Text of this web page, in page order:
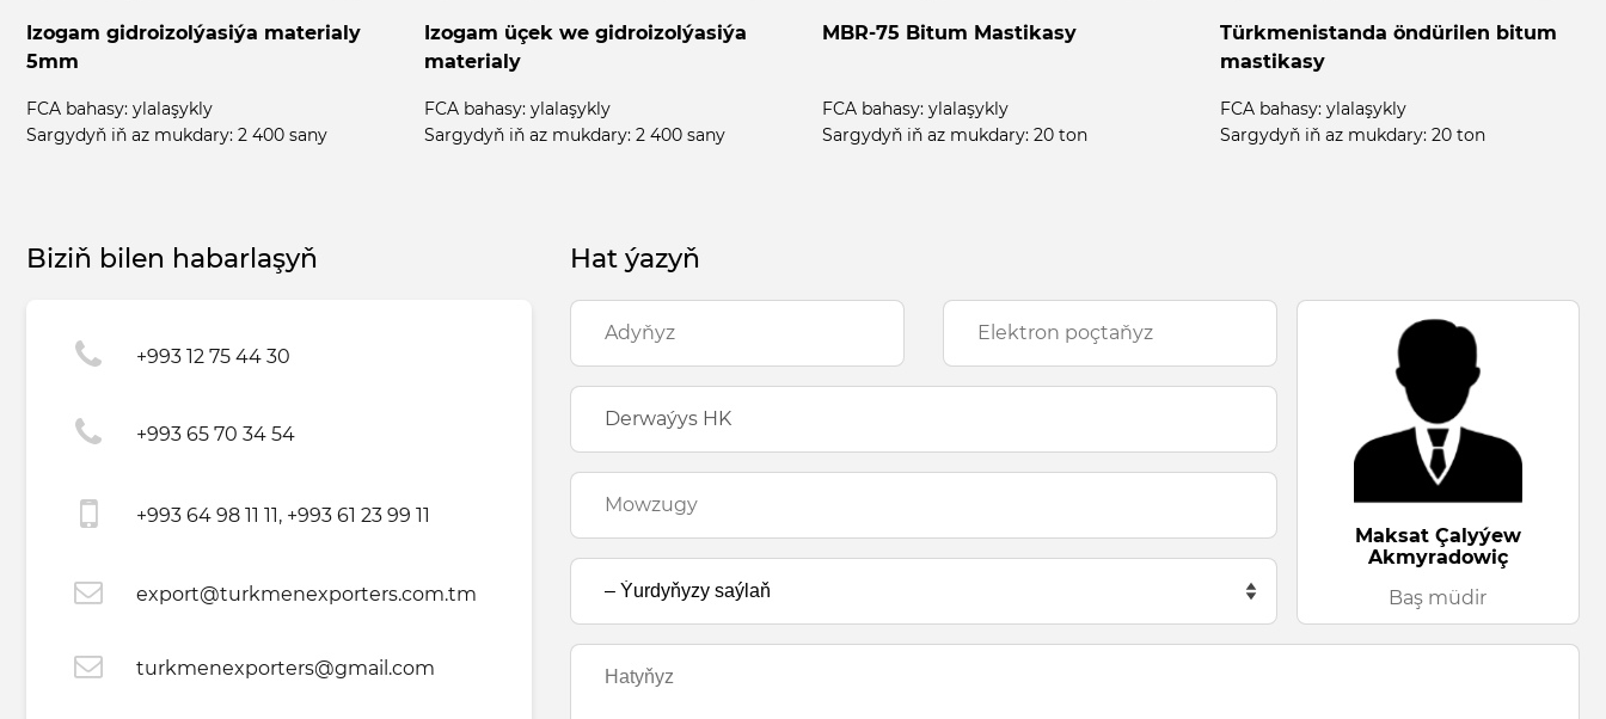
Izogam gidroizolýasiýa materialy
5mm
FCA bahasy: ylalaşykly
Sargydyň iň az mukdary: 2 400 sany
Izogam üçek we gidroizolýasiýa
materialy
FCA bahasy: ylalaşykly
Sargydyň iň az mukdary: 2 400 sany
MBR-75 Bitum Mastikasy
FCA bahasy: ylalaşykly
Sargydyň iň az mukdary: 20 ton
Türkmenistanda öndürilen bitum
mastikasy
FCA bahasy: ylalaşykly
Sargydyň iň az mukdary: 20 ton
Biziň bilen habarlaşyň
+993 12 75 44 30
+993 65 70 34 54
+993 64 98 11 11, +993 61 23 99 11
export@turkmenexporters.com.tm
turkmenexporters@gmail.com
Hat ýazyň
Maksat Çalyýew
Akmyradowiç
Baş müdir